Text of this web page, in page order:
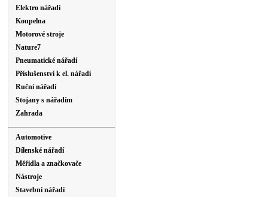
Elektro nářadí
Koupelna
Motorové stroje
Nature7
Pneumatické nářadí
Příslušenství k el. nářadí
Ruční nářadí
Stojany s nářadím
Zahrada
Automotive
Dílenské nářadí
Měřidla a značkovače
Nástroje
Stavební nářadí